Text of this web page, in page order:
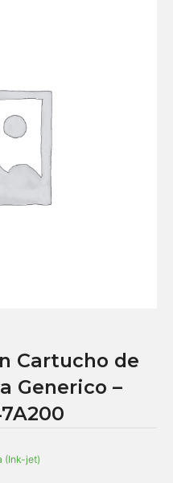
Cartucho de
Generico –
(Ink-jet)